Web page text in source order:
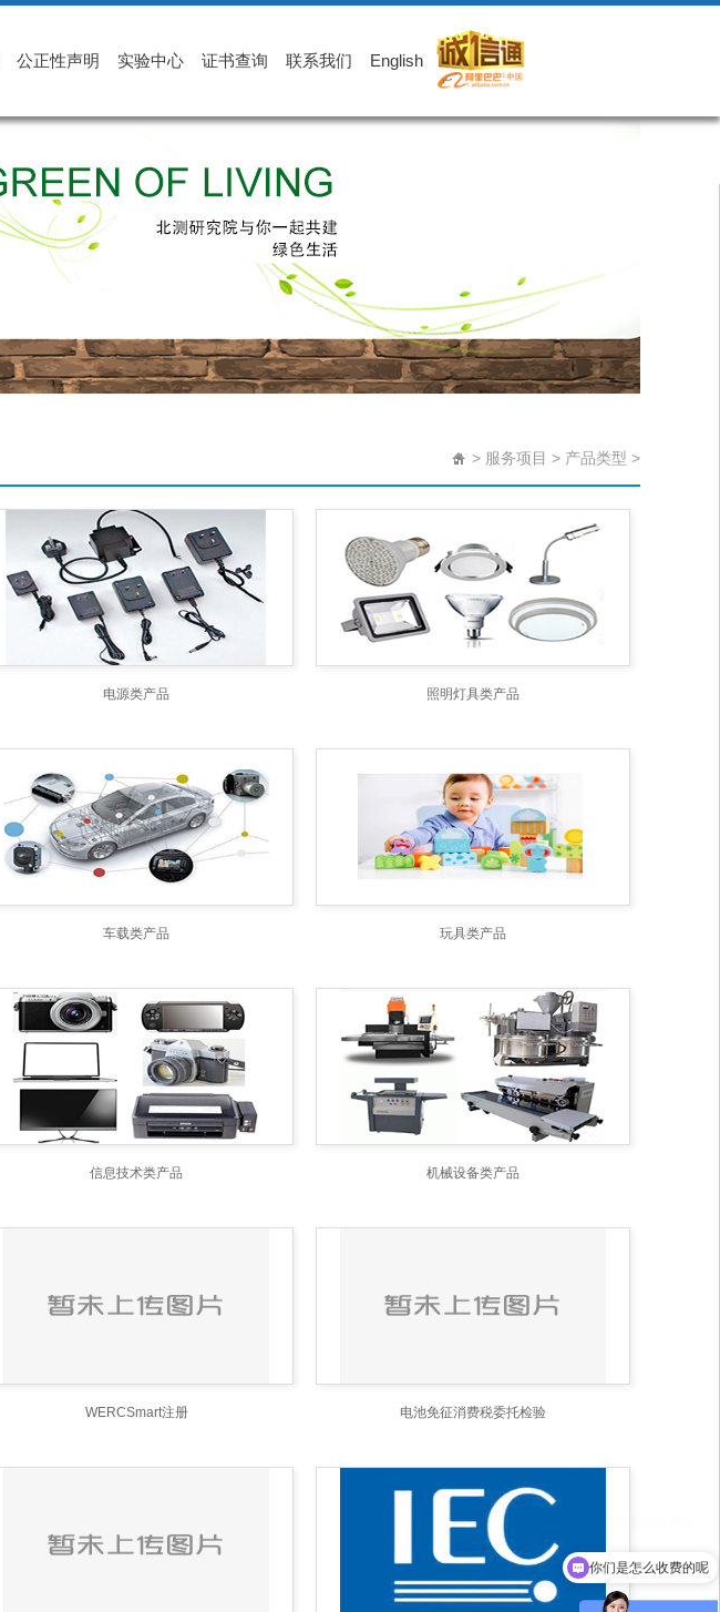
公正性声明 实验中心 证书查询 联系我们 English
> 服务项目 > 产品类型 >
电源类产品 照明灯具类产品
车载类产品 玩具类产品
信息技术类产品 机械设备类产品
WERCSmart注册 电池免征消费税委托检验
你们是怎么收费的呢